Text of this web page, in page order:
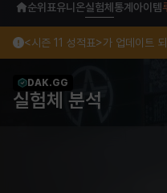
순위표유니온실험체 통계 아이템
<시즌 11 성적표>가 업데이트
DAK.GG
실험체 분석